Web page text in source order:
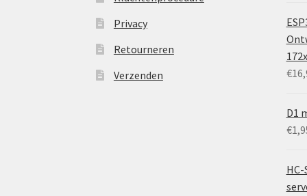
Privacy
Retourneren
Verzenden
€
D1
€